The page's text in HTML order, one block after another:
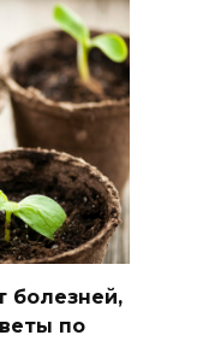
болезней,
по